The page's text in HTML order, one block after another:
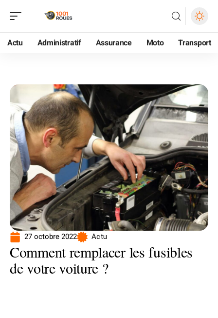
Actu Administratif Assurance Moto Transport
27 octobre 2022 Actu
Comment remplacer les fusibles
de votre voiture ?